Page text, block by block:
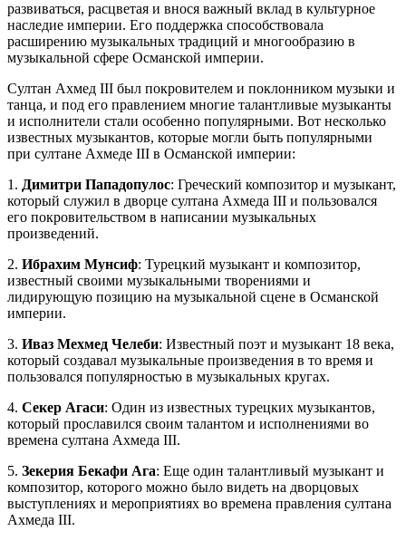
развиваться, расцветая и внося важный вклад в культурное
наследие империи. Его поддержка способствовала
расширению музыкальных традиций и многообразию в
музыкальной сфере Османской империи.
Султан Ахмед III был покровителем и поклонником музыки и
танца, и под его правлением многие талантливые музыканты
и исполнители стали особенно популярными. Вот несколько
известных музыкантов, которые могли быть популярными
при султане Ахмеде III в Османской империи:
1. Димитри Пападопулос: Греческий композитор и музыкант,
который служил в дворце султана Ахмеда III и пользовался
его покровительством в написании музыкальных
произведений.
2. Ибрахим Мунсиф: Турецкий музыкант и композитор,
известный своими музыкальными творениями и
лидирующую позицию на музыкальной сцене в Османской
империи.
3. Иваз Мехмед Челеби: Известный поэт и музыкант 18 века,
который создавал музыкальные произведения в то время и
пользовался популярностью в музыкальных кругах.
4. Секер Агаси: Один из известных турецких музыкантов,
который прославился своим талантом и исполнениями во
времена султана Ахмеда III.
5. Зекерия Бекафи Ага: Еще один талантливый музыкант и
композитор, которого можно было видеть на дворцовых
выступлениях и мероприятиях во времена правления султана
Ахмеда III.